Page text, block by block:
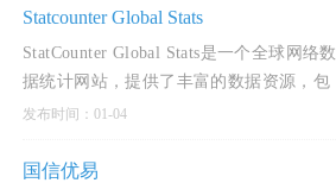
Statcounter Global Stats
StatCounter Global Stats是一个全球网络数
据统计网站，提供了丰富的数据资源，包
括浏览器市场份额、搜索引擎市场份额、
发布时间：01-04
国信优易